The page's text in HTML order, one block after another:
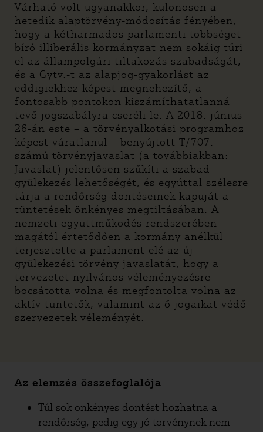
Várható volt ugyanakkor, különösen a
hetedik alaptörvény-módosítás fényében,
hogy a kétharmados parlamenti többséget
bíró illiberális kormányzat nem sokáig tűri
el az állampolgári tiltakozás szabadságát,
és a Gytv.-t az alapjog-gyakorlást az
eddigiekhez képest megnehezítő, a
fontosabb pontokon kiszámíthatatlanná
tevő jogszabályra cseréli le. A 2018. június
26-án este – a törvényalkotási programhoz
képest váratlanul – benyújtott T/707.
számú törvényjavaslat (a továbbiakban:
Javaslat) jelentősen szűkíti a szabad
gyülekezés lehetőségét, és egyúttal szélesre
tárja a rendőrség döntéseinek kapuját a
tüntetések önkényes megtiltásában. A
nemzeti együttműködés rendszerében
magától értetődően a kormány anélkül
terjesztette a parlament elé az új
gyülekezési törvény javaslatát, hogy a
tervezetet nyilvános véleményezésre
bocsátotta volna és megfontolta volna az
aktív tüntetők, valamint az ő jogaikat védő
szervezetek véleményét.
Az elemzés összefoglalója
Túl sok önkényes döntést hozhatna a
rendőrség, pedig egy jó törvénynek nem